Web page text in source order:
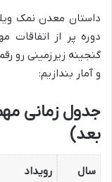
دوره پر از اتفاقات
گنجینه زیرزمینی رو
و آمار بندازیم:
بعد)
سال رویداد